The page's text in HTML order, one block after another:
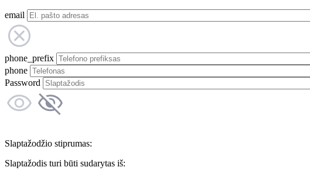
email
phone_prefix
phone
Password
Slaptažodžio stiprumas:
Slaptažodis turi būti sudarytas iš: